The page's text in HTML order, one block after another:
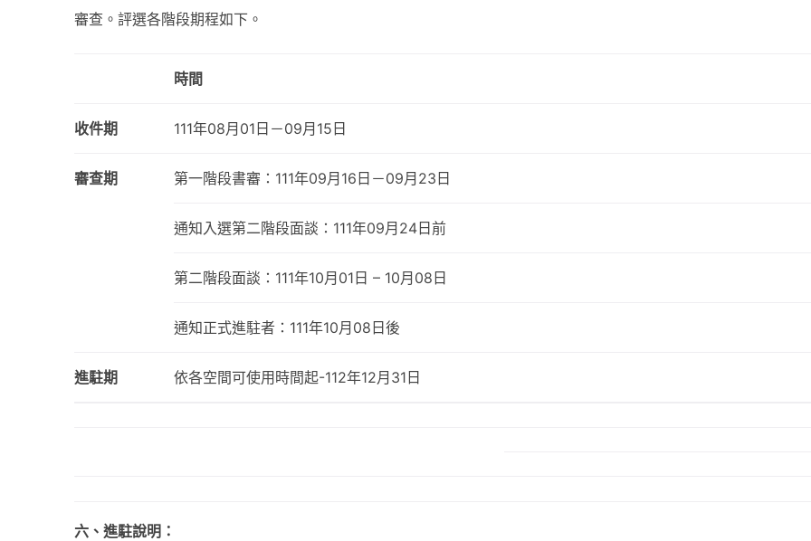
審查。評選各階段期程如下。
時間
收件期 111年08月01日－09月15日
審查期 第一階段書審：111年09月16日－09月23日
通知入選第二階段面談：111年09月24日前
第二階段面談：111年10月01日 – 10月08日
通知正式進駐者：111年10月08日後
進駐期 依各空間可使用時間起-112年12月31日
六、進駐說明：